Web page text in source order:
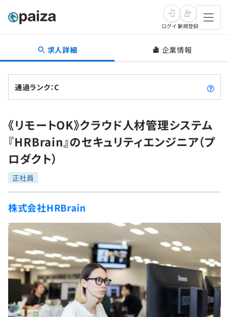
転職・キャリア
転職成功ガイド
転職エージェント
インタビュー
転職成功ガイド
新卒就活
求人検索
本選考
インターン
新卒エージェント
イベント・セミナー
インタビュー
就活成功ガイド
学習
問題集
4択課題
ナレッジ
リファレンス
プラン
個人向けプラン
プログラミング言語
評価結果一覧
再チャレンジ結果一覧
ゲーム・マンガ
Tech Team Journal
paiza times
note
paizaとは？
ログイン新規登録
求人詳細 企業情報
通過ランク：C
《リモートOK》クラウド人材管理システム
『HRBrain』のセキュリティエンジニア（プ
ロダクト）
正社員
株式会社HRBrain